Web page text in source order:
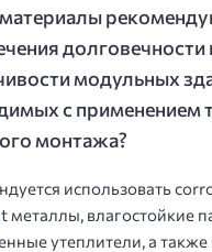
долговечности
модульных
с применением
монтажа?
использовать
металлы, влагостойкие
утеплители, а